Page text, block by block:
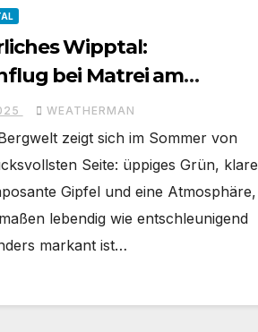
Wipptal:
bei Matrei am
Mühlen in Navis
WEATHERMAN
zeigt sich im Sommer von
Seite: üppiges Grün, klare
Gipfel und eine Atmosphäre,
lebendig wie entschleunigend
markant ist…